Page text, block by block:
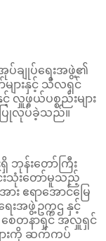
အုပ်ချုပ်ရေးအဖွဲ့၏
ျားနှင့် သီလရှင်
လှူဖွယ်ပစ္စည်းများ
ြုလုပ်ခဲ့သည်။
ဘုန်းတော်ကြီး
းသုံးတော်မူသည့်
း ဧရာအောင်မြေ
းအဖွဲ့ဥက္ကဌ နှင့်
စေတနာရှင် အလှူရှင်
ျားကို ဆက်ကပ်